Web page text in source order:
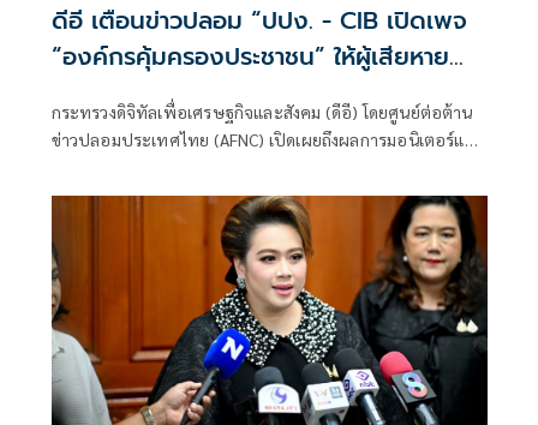
ดีอี เตือนข่าวปลอม “ปปง. - CIB เปิดเพจ
“องค์กรคุ้มครองประชาชน” ให้ผู้เสียหาย
จากสแกมเมอร์ ส่งหลักฐาน” ระวังสูญเงิน
- ข้อมูลส่วนบุคคล
กระทรวงดิจิทัลเพื่อเศรษฐกิจและสังคม (ดีอี) โดยศูนย์ต่อต้าน
ข่าวปลอมประเทศไทย (AFNC) เปิดเผยถึงผลการมอนิเตอร์และ
ปัญหาภัยความมั่นคงและภัยทางสังคมของนายไชยชนก ชิดชอบ
รัฐมนตรีว่าการกระทรวงดิจิทัลเพื่อเศรษฐกิจและสังคม (ดีอี)